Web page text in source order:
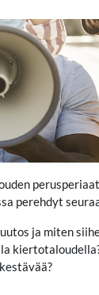
perehdyt
ja miten